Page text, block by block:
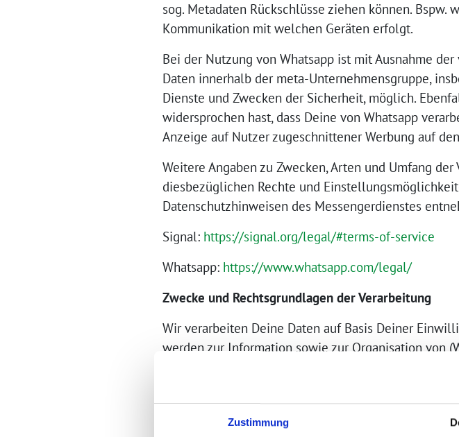
Zustimmung
sog. Metadaten Rückschlüsse ziehen können.
Kommunikation mit welchen Geräten erfolgt.
Bei der Nutzung von Whatsapp ist mit Ausnahme
Daten innerhalb der meta-Unternehmensgruppe,
Dienste und Zwecken der Sicherheit, möglich.
widersprochen hast, dass Deine von Whatsapp
Anzeige auf Nutzer zugeschnittener Werbung auf
Weitere Angaben zu Zwecken, Arten und Umfang
diesbezüglichen Rechte und
Datenschutzhinweisen des Messengerdienstes
Signal: https://signal.org/legal/#terms-of-service
Whatsapp: https://www.whatsapp.com/legal/
Zwecke und Rechtsgrundlagen der Verarbeitung
Wir verarbeiten Deine Daten auf Basis Deiner
werden zur Information sowie zur Organisation von
Wir verarbeiten im Rahmen Ihrer Nutzung unserer